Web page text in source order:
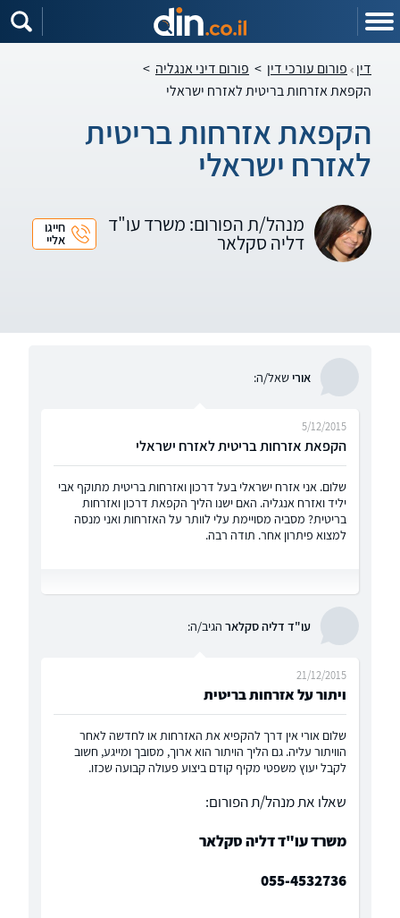
דין פורום עורכי דין > פורום דיני אנגליה >
הקפאת אזרחות בריטית לאזרח ישראלי
הקפאת אזרחות בריטית
לאזרח ישראלי
מנהל/ת הפורום: משרד עו"ד
דליה סקלאר
חייגו
אליי
אורישאל/ה:
הקפאת אזרחות בריטית לאזרח ישראלי
5/12/2015
שלום. אני אזרח ישראלי בעל דרכון ואזרחות בריטית מתוקף אבי
יליד ואזרח אנגליה. האם ישנו הליך הקפאת דרכון ואזרחות
בריטית? מסביה מסויימת עלי לוותר על האזרחות ואני מנסה
למצוא פיתרון אחר. תודה רבה.
עו"ד דליה סקלאר הגיב/ה:
ויתור על אזרחות בריטית
21/12/2015
שלום אורי אין דרך להקפיא את האזרחות או לחדשה לאחר
הוויתור עליה. גם הליך הויתור הוא ארוך, מסובך ומייגע, חשוב
לקבל יעוץ משפטי מקיף קודם ביצוע פעולה קבועה שכזו.
שאלו את מנהל/ת הפורום:
משרד עו"ד דליה סקלאר
055-4532736